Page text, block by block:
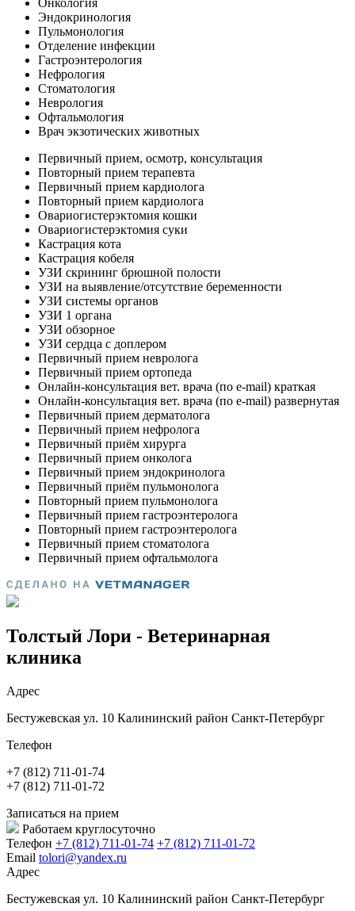
Толстый Лори - Ветеринарная
клиника
Адрес
Бестужевская ул. 10 Калининский район Санкт-Петербург
Телефон
+7 (812) 711-01-74
+7 (812) 711-01-72
Записаться на прием
Работаем круглосуточно
Телефон +7 (812) 711-01-74 +7 (812) 711-01-72
Email tolori@yandex.ru
Адрес
Бестужевская ул. 10 Калининский район Санкт-Петербург